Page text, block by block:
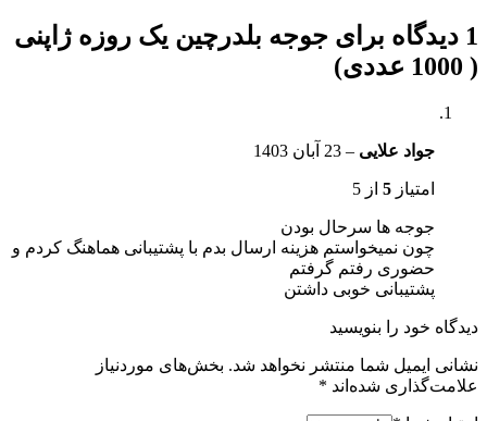
1 دیدگاه برای
جوجه بلدرچین یک روزه ژاپنی
( 1000 عددی)
جواد علایی – 23 آبان 1403
امتیاز 5 از 5
جوجه ها سرحال بودن
چون نمیخواستم هزینه ارسال بدم با پشتیبانی هماهنگ کردم و
حضوری رفتم گرفتم
پشتیبانی خوبی داشتن
دیدگاه خود را بنویسید
نشانی ایمیل شما منتشر نخواهد شد. بخش‌های موردنیاز
علامت‌گذاری شده‌اند *